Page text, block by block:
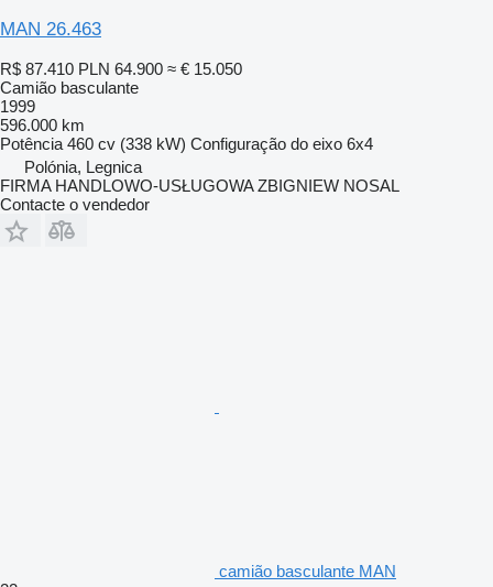
MAN 26.463
R$ 87.410 PLN 64.900 ≈ € 15.050
Camião basculante
1999
596.000 km
Potência 460 cv (338 kW) Configuração do eixo 6x4
Polónia, Legnica
FIRMA HANDLOWO-USŁUGOWA ZBIGNIEW NOSAL
Contacte o vendedor
camião basculante MAN